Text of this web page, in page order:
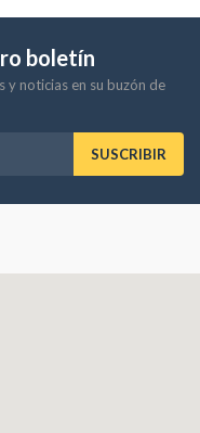
boletín
y noticias en su buzón de
SUSCRIBIR